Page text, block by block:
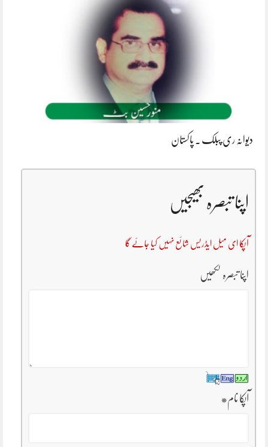
دیوانہ ری پبلک ۔ پاکستان
اپنا تبصرہ بھیجیں
آپکا ای میل ایڈریس شائع نہیں کیا جائے گا
اپنا تبصرہ لکھیں
آپکا نام*